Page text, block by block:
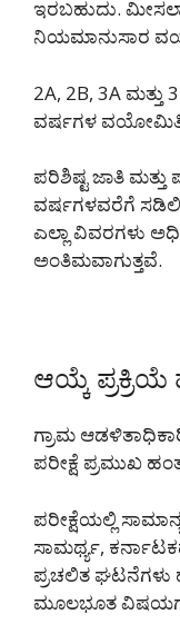
ಇರಬಹುದು.
ನಿಯಮಾನುಸಾರ
2A, 2B, 3A
ವರ್ಷಗಳ
ಪರಿಶಿಷ್ಟ ಜಾತಿ
ವರ್ಷಗಳವರೆಗೆ
ಎಲ್ಲಾ ವಿವರಗಳು
ಅಂತಿಮವಾಗುತ್ತವೆ.
ಆಯ್ಕೆ ಪ್ರಕ್ರಿಯೆ
ಗ್ರಾಮ
ಪರೀಕ್ಷೆ ಪ್ರಮುಖ
ಪರೀಕ್ಷೆಯಲ್ಲಿ
ಸಾಮರ್ಥ್ಯ,
ಪ್ರಚಲಿತ
ಮೂಲಭೂತ